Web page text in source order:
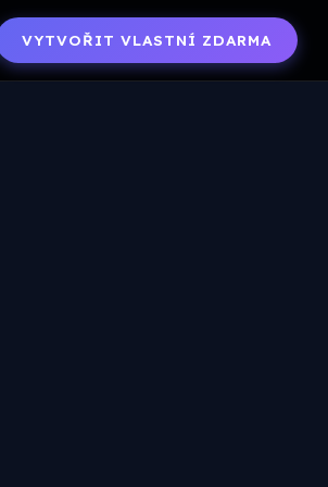
VYTVOŘIT VLASTNÍ ZDARMA